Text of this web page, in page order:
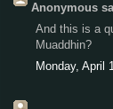
Anonymous
And this is a
Muaddhin?
Monday, April